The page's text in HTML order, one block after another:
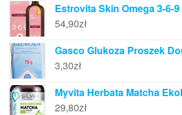
Estrovita Skin Omega 3-6-
54,90zł
Gasco Glukoza Proszek
3,30zł
Myvita Herbata Matcha
29,80zł